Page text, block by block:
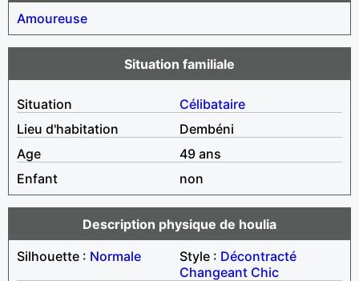
Amoureuse
Situation familiale
Situation
Célibataire
Lieu d'habitation
Dembéni
Age
49 ans
Enfant
non
Description physique de houlia
Silhouette : Normale Style : Décontracté
Changeant Chic